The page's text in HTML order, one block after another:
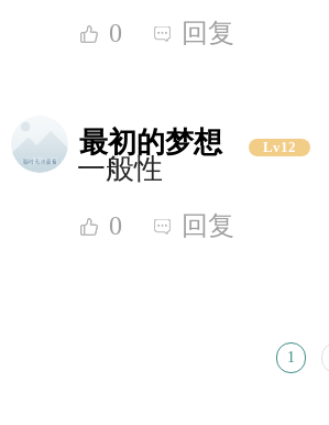
0 回复
最初的梦想 Lv12
一般性
0 回复
1